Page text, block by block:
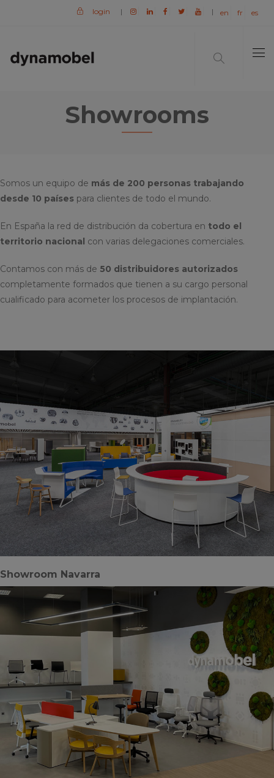
login | | en fr es
Showrooms
Somos un equipo de más de 200 personas trabajando
desde 10 países para clientes de todo el mundo.
En España la red de distribución da cobertura en todo el
territorio nacional con varias delegaciones comerciales.
Contamos con más de 50 distribuidores autorizados
completamente formados que tienen a su cargo personal
cualificado para acometer los procesos de implantación.
Showroom Navarra